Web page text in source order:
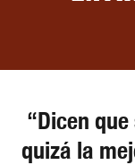
“Dicen
quizá la